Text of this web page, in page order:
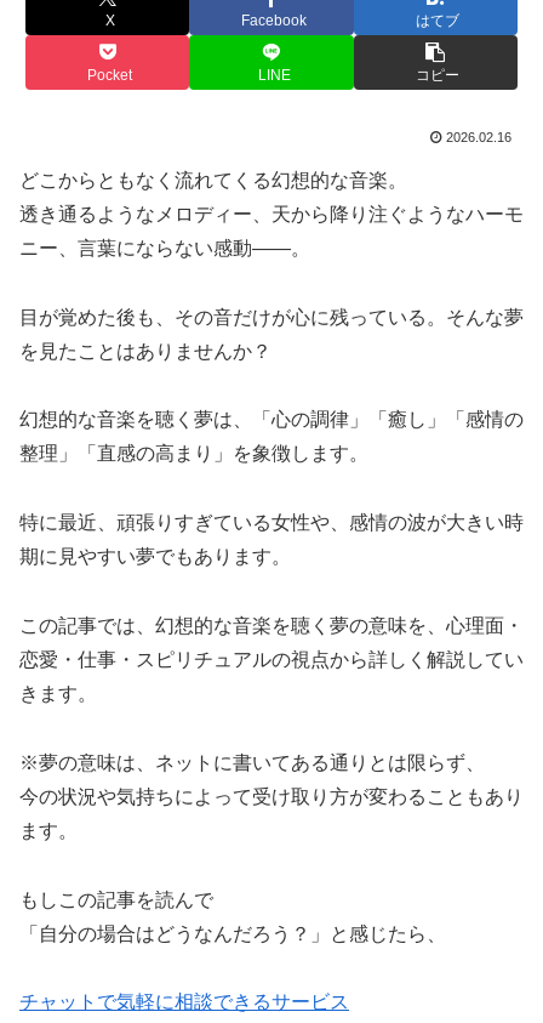
X Facebook はてブ
Pocket LINE コピー
2026.02.16
どこからともなく流れてくる幻想的な音楽。
透き通るようなメロディー、天から降り注ぐようなハーモ
ニー、言葉にならない感動――。
目が覚めた後も、その音だけが心に残っている。そんな夢
を見たことはありませんか？
幻想的な音楽を聴く夢は、「心の調律」「癒し」「感情の
整理」「直感の高まり」を象徴します。
特に最近、頑張りすぎている女性や、感情の波が大きい時
期に見やすい夢でもあります。
この記事では、幻想的な音楽を聴く夢の意味を、心理面・
恋愛・仕事・スピリチュアルの視点から詳しく解説してい
きます。
※夢の意味は、ネットに書いてある通りとは限らず、
今の状況や気持ちによって受け取り方が変わることもあり
ます。
もしこの記事を読んで
「自分の場合はどうなんだろう？」と感じたら、
チャットで気軽に相談できるサービス